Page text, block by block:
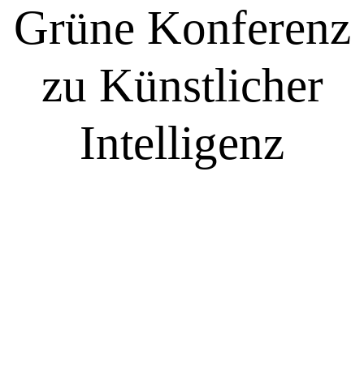
Grüne Konferenz
zu Künstlicher
Intelligenz